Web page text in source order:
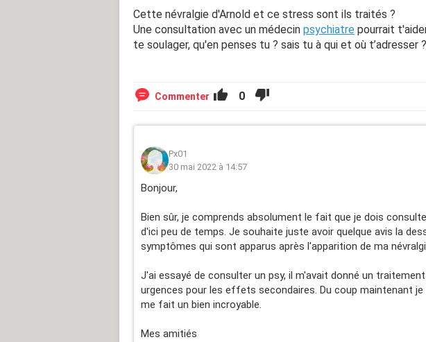
Cette névralgie d'Arnold et ce stress sont ils traités ?
Une consultation avec un médecin psychiatre pourrait
te soulager, qu'en penses tu ? sais tu à qui et où t’adresser ?
Commenter 0
Px01
30 mai 2022 à 14:57
Bonjour,
Bien sûr, je comprends absolument le fait que je dois
d'ici peu de temps. Je souhaite juste avoir quelque avis la
symptômes qui sont apparus après l'apparition de ma
J'ai essayé de consulter un psy, il m'avait donné un
urgences pour les effets secondaires. Du coup maintenant je
me fait un bien incroyable.
Mes amitiés